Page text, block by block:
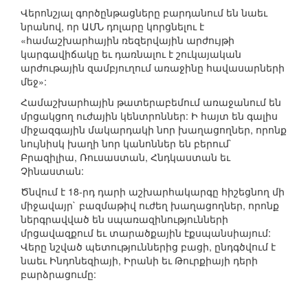
Վերոնշյալ գործընթացները բարդանում են նաեւ
նրանով, որ ԱՄՆ դոլարը կորցնելու է
«համաշխարհային ռեզերվային արժույթի
կարգավիճակը եւ դառնալու է շուկայական
արժութային զամբյուղում առաջինը հավասարների
մեջ»:
Համաշխարհային թատերաբեմում առաջանում են
մրցակցող ուժային կենտրոններ: Ի հայտ են գալիս
միջազգային մակարդակի նոր խաղացողներ, որոնք
նույնիսկ խաղի նոր կանոններ են բերում`
Բրազիլիա, Ռուսաստան, Հնդկաստան եւ
Չինաստան:
Ծնվում է 18-րդ դարի աշխարհակարգը հիշեցնող մի
միջավայր` բազմաթիվ ուժեղ խաղացողներ, որոնք
ներգրավված են սպառազինությունների
մրցավազքում եւ տարածքային էքսպանսիայում:
Վերը նշված պետություններից բացի, ընդգծվում է
նաեւ Ինդոնեզիայի, Իրանի եւ Թուրքիայի դերի
բարձրացումը: